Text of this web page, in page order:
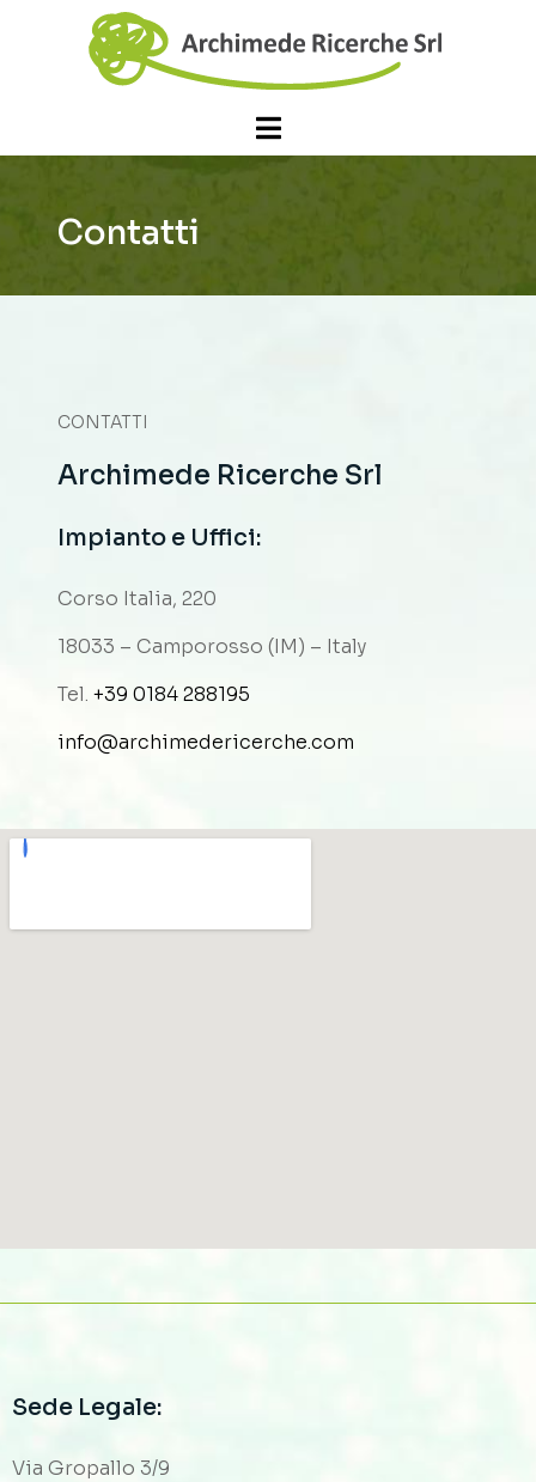
Contatti
CONTATTI
Archimede Ricerche Srl
Impianto e Uffici:
Corso Italia, 220
18033 – Camporosso (IM) – Italy
Tel. +39 0184 288195
info@archimedericerche.com
Sede Legale:
Via Gropallo 3/9